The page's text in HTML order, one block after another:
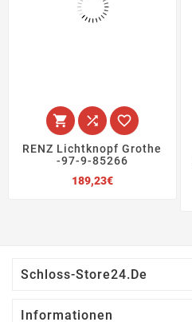
  
RENZ Lichtknopf Grothe
-97-9-85266
189,23€Preis
Schloss-Store24.de
Informationen